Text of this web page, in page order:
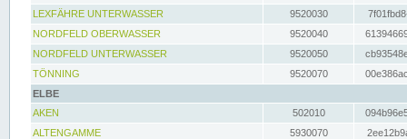
LEXFÄHRE UNTERWASSER
9520030
NORDFELD OBERWASSER
9520040
NORDFELD UNTERWASSER
9520050
TÖNNING
9520070
ELBE
AKEN
502010
ALTENGAMME
5930070